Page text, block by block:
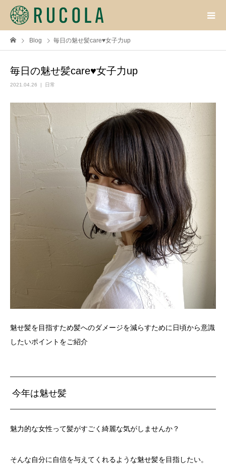
Blog 毎日の魅せ髪care♥女子力up
毎日の魅せ髪care♥女子力up
2021.04.26 日常
魅せ髪を目指すため髪へのダメージを減らすために日頃から意識
したいポイントをご紹介
今年は魅せ髪
魅力的な女性って髪がすごく綺麗な気がしませんか？
そんな自分に自信を与えてくれるような魅せ髪を目指したい。